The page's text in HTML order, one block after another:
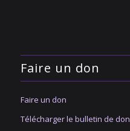
Faire un don
Faire un don
Télécharger le bulletin de don